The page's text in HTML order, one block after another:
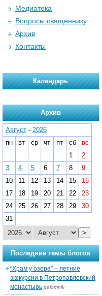
Медиатека
Вопросы священнику
Архив
Контакты
Календарь
Архив
Август - 2026
пн
вт ср чт пт сб
вс
1
2
3
4 5 6 7 8
9
10
11 12 13 14 15
16
17
18 19 20 21 22
23
24
25 26 27 28 29
30
31
>
Последние темы блогов
“Храм у озера” – летние
экскурсии в Петропавловский
монастырь palomnik